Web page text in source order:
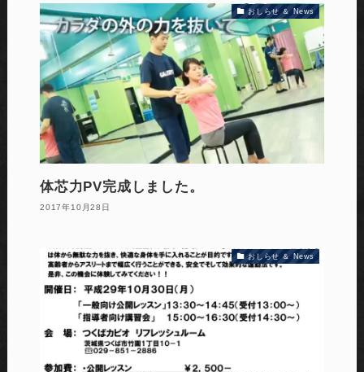
おしらせ ＆ News
体芯力PV完成しました。
2017年10月28日
おしらせ ＆ News